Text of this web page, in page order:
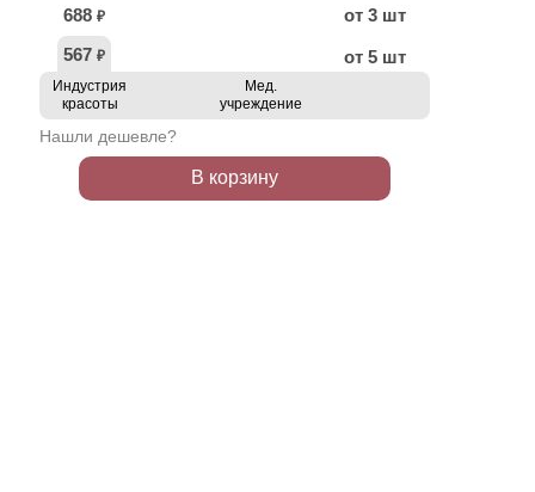
688 ₽
от 3 шт
567 ₽ от 5 шт
Индустрия
красоты
Мед.
учреждение
Нашли дешевле?
В корзину